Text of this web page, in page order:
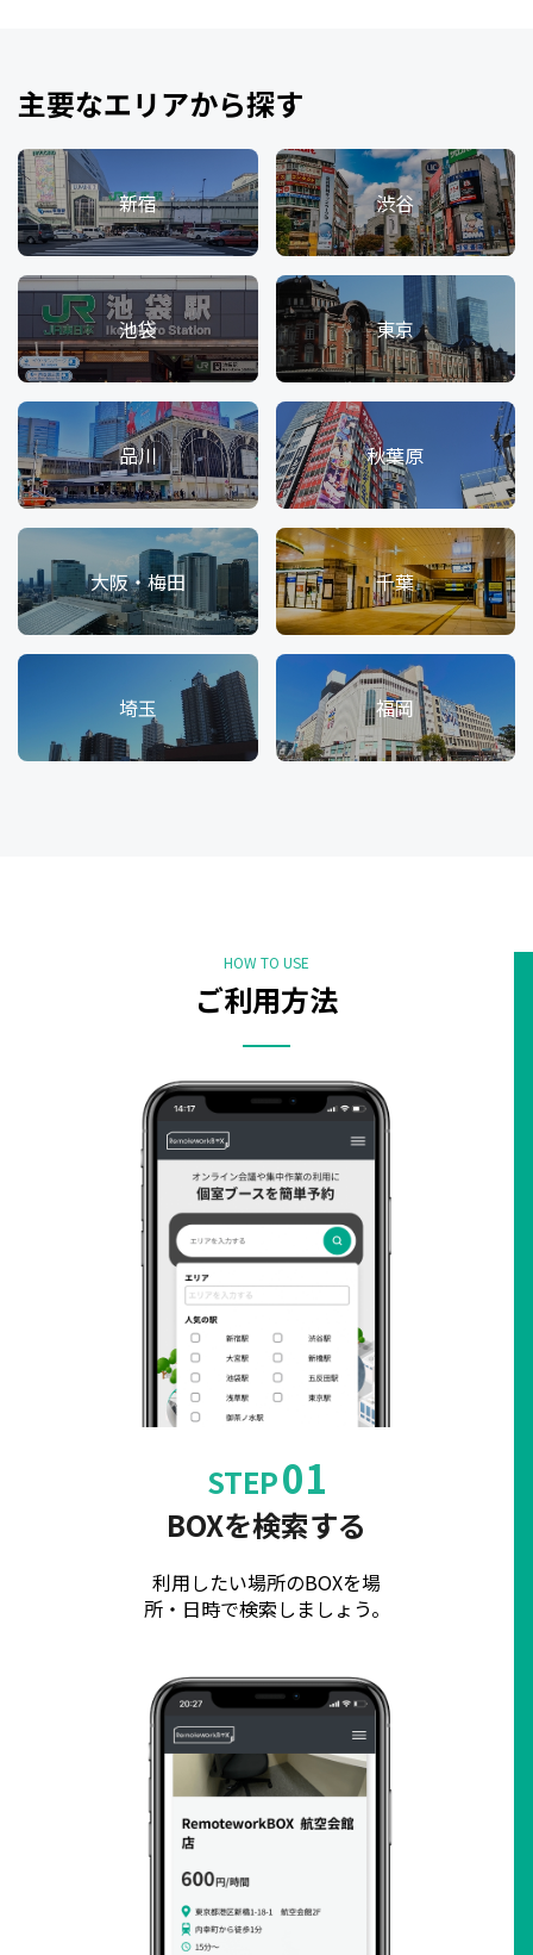
主要なエリアから探す
新宿 渋谷
池袋 東京
品川 秋葉原
大阪・梅田 千葉
埼玉 福岡
HOW TO USE
ご利用方法
STEP01
BOXを検索する
利用したい場所のBOXを場
所・日時で検索しましょう。